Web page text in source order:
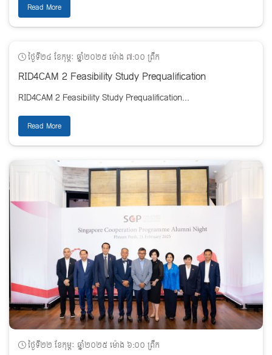
Read More
ថ្ងៃទី២៤ ខែកុម្ភៈ ឆ្នាំ២០២៥ ម៉ោង ៧:០០ ព្រឹក
RID4CAM 2 Feasibility Study Prequalification
RID4CAM 2 Feasibility Study Prequalification...
Read More
ថ្ងៃទី២២ ខែកុម្ភៈ ឆ្នាំ២០២៥ ម៉ោង ៦:០០ ព្រឹក